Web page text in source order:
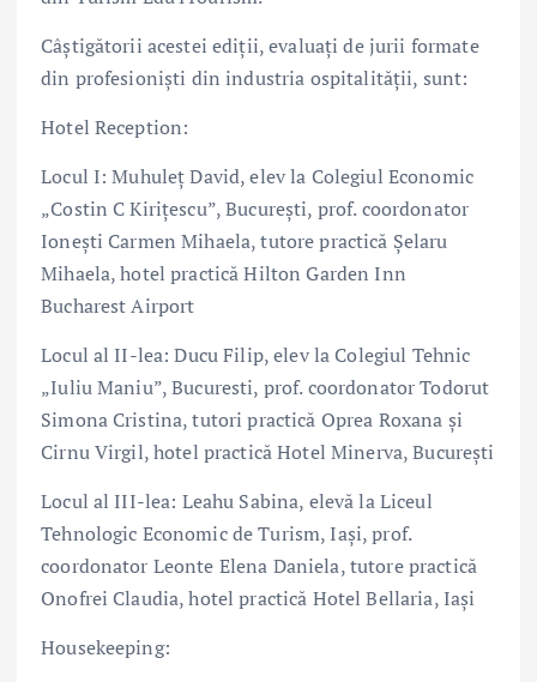
Câștigătorii acestei ediții, evaluați de jurii formate
din profesioniști din industria ospitalității, sunt:
Hotel Reception:
Locul I: Muhuleț David, elev la Colegiul Economic
„Costin C Kirițescu”, București, prof. coordonator
Ionești Carmen Mihaela, tutore practică Șelaru
Mihaela, hotel practică Hilton Garden Inn
Bucharest Airport
Locul al II-lea: Ducu Filip, elev la Colegiul Tehnic
„Iuliu Maniu”, Bucuresti, prof. coordonator Todorut
Simona Cristina, tutori practică Oprea Roxana și
Cirnu Virgil, hotel practică Hotel Minerva, București
Locul al III-lea: Leahu Sabina, elevă la Liceul
Tehnologic Economic de Turism, Iași, prof.
coordonator Leonte Elena Daniela, tutore practică
Onofrei Claudia, hotel practică Hotel Bellaria, Iași
Housekeeping: